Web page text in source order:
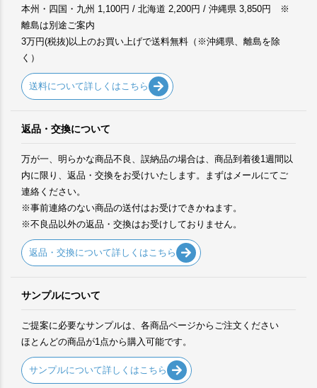
本州・四国・九州 1,100円 / 北海道 2,200円 / 沖縄県 3,850円 ※
離島は別途ご案内
3万円(税抜)以上のお買い上げで送料無料（※沖縄県、離島を除
く）
送料について詳しくはこちら
返品・交換について
万が一、明らかな商品不良、誤納品の場合は、商品到着後1週間以
内に限り、返品・交換をお受けいたします。まずはメールにてご
連絡ください。
※事前連絡のない商品の送付はお受けできかねます。
※不良品以外の返品・交換はお受けしておりません。
返品・交換について詳しくはこちら
サンプルについて
ご提案に必要なサンプルは、各商品ページからご注文ください
ほとんどの商品が1点から購入可能です。
サンプルについて詳しくはこちら